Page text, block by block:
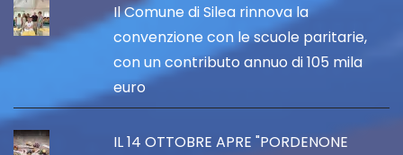
Il Comune di Silea rinnova la
convenzione con le scuole paritarie,
con un contributo annuo di 105 mila
euro
IL 14 OTTOBRE APRE "PORDENONE